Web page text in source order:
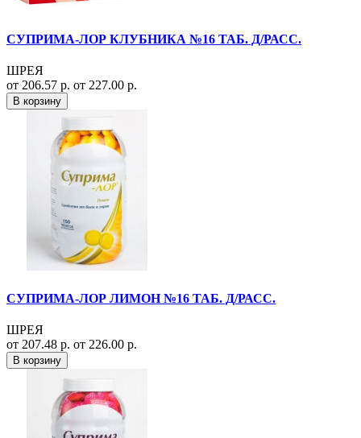
СУПРИМА-ЛОР КЛУБНИКА №16 ТАБ. Д/РАСС.
ШРЕЯ
от 206.57 р. от 227.00 р.
В корзину
СУПРИМА-ЛОР ЛИМОН №16 ТАБ. Д/РАСС.
ШРЕЯ
от 207.48 р. от 226.00 р.
В корзину